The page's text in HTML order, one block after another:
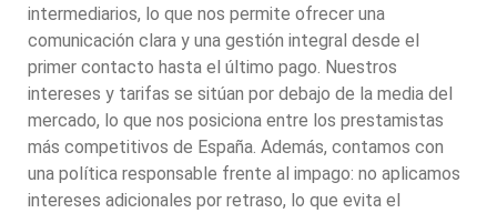
intermediarios, lo que nos permite ofrecer una
comunicación clara y una gestión integral desde el
primer contacto hasta el último pago. Nuestros
intereses y tarifas se sitúan por debajo de la media del
mercado, lo que nos posiciona entre los prestamistas
más competitivos de España. Además, contamos con
una política responsable frente al impago: no aplicamos
intereses adicionales por retraso, lo que evita el